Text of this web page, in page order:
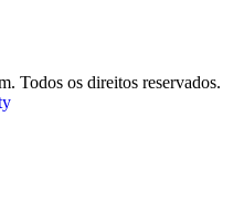
Todos os direitos reservados.